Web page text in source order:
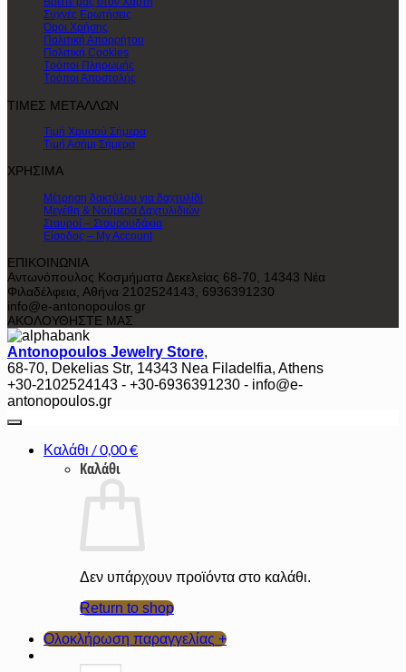
Συχνές Ερωτήσεις
Όροι Χρήσης
Πολιτική Απορρήτου
Πολιτική Cookies
Τρόποι Πληρωμής
Τρόποι Αποστολής
ΤΙΜΕΣ ΜΕΤΑΛΛΩΝ
Τιμή Χρυσού Σήμερα
Τιμή Ασήμι Σήμερα
ΧΡΗΣΙΜΑ
Μέτρηση δακτύλου για δαχτυλίδι
Μεγέθη & Νούμερα Δαχτυλιδιών
Σταυροί – Σταυρουδάκια
Είσοδος – My Account
ΕΠΙΚΟΙΝΩΝΙΑ
Αντωνόπουλος Κοσμήματα Δεκελείας 68-70, 14343 Νέα
Φιλαδέλφεια, Αθήνα 2102524143, 6936391230
info@e-antonopoulos.gr
ΑΚΟΛΟΥΘΗΣΤΕ ΜΑΣ
Antonopoulos Jewelry Store,
68-70, Dekelias Str, 14343 Nea Filadelfia, Athens
+30-2102524143 - +30-6936391230 - info@e-
antonopoulos.gr
Καλάθι /0,00€
Καλάθι
Δεν υπάρχουν προϊόντα στο καλάθι.
Return to shop
Ολοκλήρωση παραγγελίας +